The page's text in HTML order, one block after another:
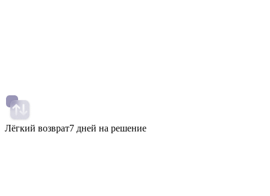
Лёгкий возврат7 дней на решение